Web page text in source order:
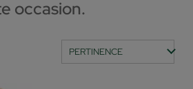
occasion.